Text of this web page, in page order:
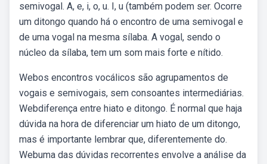
semivogal. A, e, i, o, u. I, u (também podem ser. Ocorre
um ditongo quando há o encontro de uma semivogal e
de uma vogal na mesma sílaba. A vogal, sendo o
núcleo da sílaba, tem um som mais forte e nítido.
Webos encontros vocálicos são agrupamentos de
vogais e semivogais, sem consoantes intermediárias.
Webdiferença entre hiato e ditongo. É normal que haja
dúvida na hora de diferenciar um hiato de um ditongo,
mas é importante lembrar que, diferentemente do.
Webuma das dúvidas recorrentes envolve a análise da